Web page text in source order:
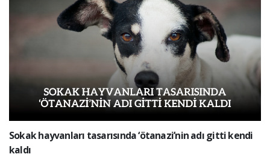
Sokak hayvanları tasarısında ‘ötanazi’nin adı gitti kendi
kaldı